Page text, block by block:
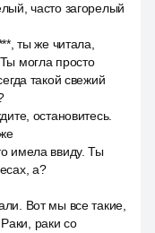
часто загорелый
ты же читала,
могла просто
такой свежий
остановитесь.
имела ввиду. Ты
а?
Вот мы все такие,
раки со